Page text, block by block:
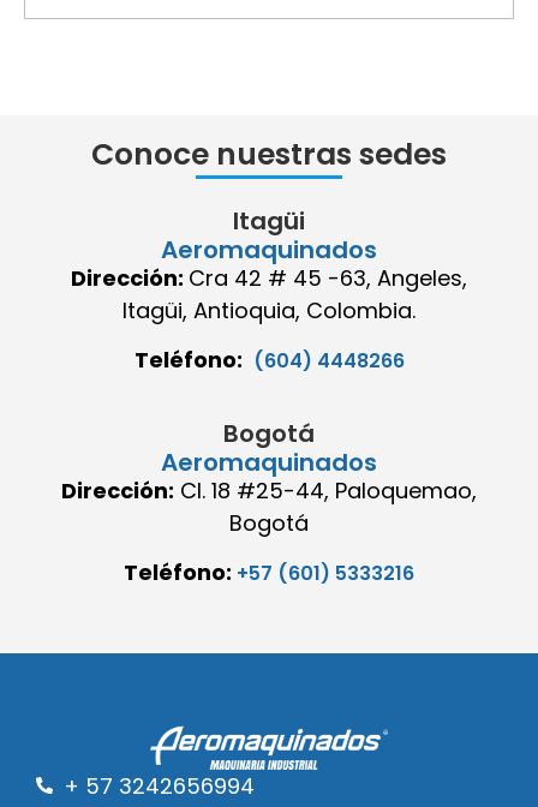
Conoce nuestras sedes
Itagüi
Aeromaquinados
Dirección: Cra 42 # 45 -63, Angeles,
Itagüi, Antioquia, Colombia.
Teléfono: (604) 4448266
Bogotá
Aeromaquinados
Dirección: Cl. 18 #25-44, Paloquemao,
Bogotá
Teléfono: +57 (601) 5333216
+ 57 3242656994